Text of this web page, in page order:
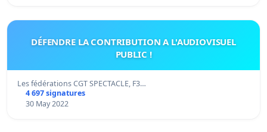
DÉFENDRE LA CONTRIBUTION A L'AUDIOVISUEL
PUBLIC !
Les fédérations CGT SPECTACLE, F3…
4 697 signatures
30 May 2022